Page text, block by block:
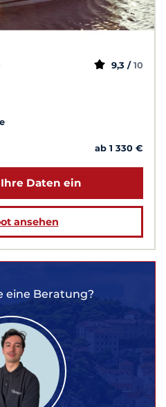
9,3 / 10
ab 1 330 €
Daten ein
ansehen
eine Beratung?